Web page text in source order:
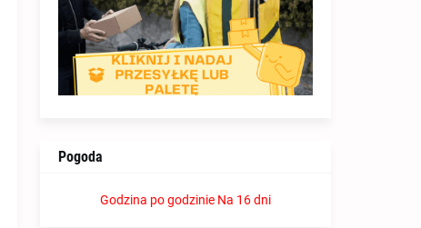
Pogoda
Godzina po godzinie Na 16 dni